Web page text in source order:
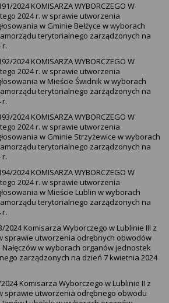
2024 KOMISARZA WYBORCZEGO W
2024 r. w sprawie utworzenia
w Gminie Bełżyce w wyborach
terytorialnego zarządzonych na
r.
2024 KOMISARZA WYBORCZEGO W
2024 r. w sprawie utworzenia
w Mieście Świdnik w wyborach
terytorialnego zarządzonych na
r.
2024 KOMISARZA WYBORCZEGO W
2024 r. w sprawie utworzenia
w Gminie Strzyżewice w wyborach
terytorialnego zarządzonych na
r.
2024 KOMISARZA WYBORCZEGO W
2024 r. w sprawie utworzenia
w Mieście Lublin w wyborach
terytorialnego zarządzonych na
r.
2024 Komisarza Wyborczego w Lublinie III z
sprawie utworzenia odrębnych obwodów
Nałęczów w wyborach organów jednostek
zarządzonych na dzień 7 kwietnia 2024
Komisarza Wyborczego w Lublinie II z
sprawie utworzenia odrębnego obwodu